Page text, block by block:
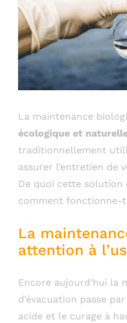
La maintenance
écologique et
traditionnellement
assurer l’entretien de
De quoi cette
comment fonctionne-
La
attention à
Encore aujourd’hui la
d’évacuation passe
acide et le curage à